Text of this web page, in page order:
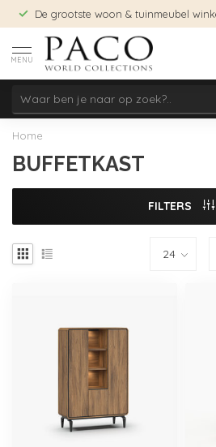
De grootste woon & tuinmeubel
MENU
Home
BUFFETKAST
FILTERS